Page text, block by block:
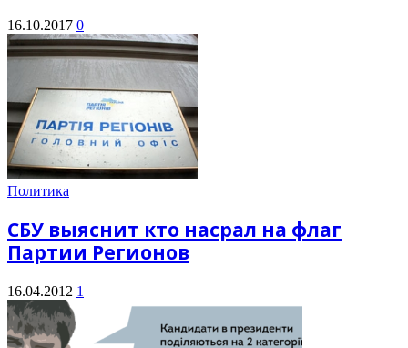
16.10.2017 0
Политика
СБУ выяснит кто насрал на флаг
Партии Регионов
16.04.2012 1